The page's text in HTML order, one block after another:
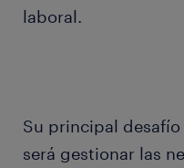
laboral.
Su principal
será gestionar las